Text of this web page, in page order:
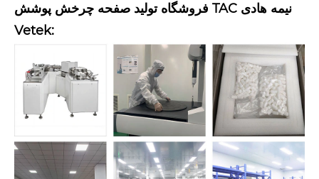
فروشگاه تولید صفحه چرخش پوشش TAC نیمه هادی
Vetek: